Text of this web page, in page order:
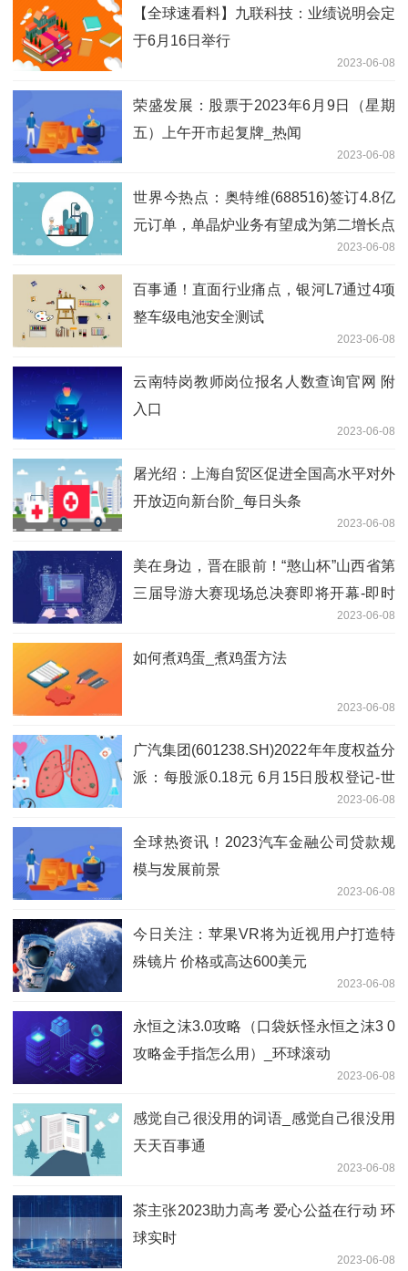
【全球速看料】九联科技：业绩说明会定
于6月16日举行
2023-06-08
荣盛发展：股票于2023年6月9日（星期
五）上午开市起复牌_热闻
2023-06-08
世界今热点：奥特维(688516)签订4.8亿
元订单，单晶炉业务有望成为第二增长点
2023-06-08
百事通！直面行业痛点，银河L7通过4项
整车级电池安全测试
2023-06-08
云南特岗教师岗位报名人数查询官网 附
入口
2023-06-08
屠光绍：上海自贸区促进全国高水平对外
开放迈向新台阶_每日头条
2023-06-08
美在身边，晋在眼前！“憨山杯”山西省第
三届导游大赛现场总决赛即将开幕-即时
2023-06-08
如何煮鸡蛋_煮鸡蛋方法
2023-06-08
广汽集团(601238.SH)2022年年度权益分
派：每股派0.18元 6月15日股权登记-世
2023-06-08
全球热资讯！2023汽车金融公司贷款规
模与发展前景
2023-06-08
今日关注：苹果VR将为近视用户打造特
殊镜片 价格或高达600美元
2023-06-08
永恒之沫3.0攻略（口袋妖怪永恒之沫3 0
攻略金手指怎么用）_环球滚动
2023-06-08
感觉自己很没用的词语_感觉自己很没用
天天百事通
2023-06-08
茶主张2023助力高考 爱心公益在行动 环
球实时
2023-06-08